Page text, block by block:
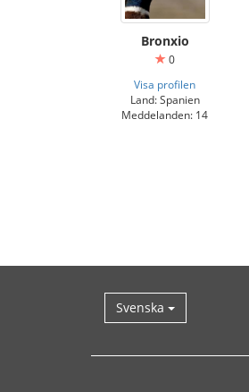
Bronxio
0
Visa profilen
Land: Spanien
Meddelanden: 14
Svenska